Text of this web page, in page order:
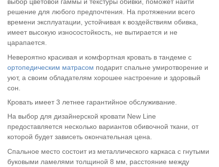
выбор цветовой гаммы и текстуры обивки, поможет найти
решение для любого предпочтения. На протяжении всего
времени эксплуатации, устойчивая к воздействиям обивка,
имеет высокую износостойкость, не вытирается и не
царапается.
Невероятно красивая и комфортная кровать в тандеме с
ортопедическим матрасом подарит спальне умиротворение и
уют, а своим обладателям хорошее настроение и здоровый
сон.
Кровать имеет 3 летнее гарантийное обслуживание.
На выбор для дизайнерской кровати New Line
предоставляется несколько вариантов обивочной ткани, от
которой будет зависеть окончательная цена.
Спальное место состоит из металлического каркаса с гнутыми
буковыми ламелями толщиной 8 мм, расстояние между